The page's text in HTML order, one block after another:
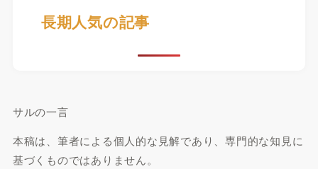
長期人気の記事
サルの一言
本稿は、筆者による個人的な見解であり、専門的な知見に
基づくものではありません。